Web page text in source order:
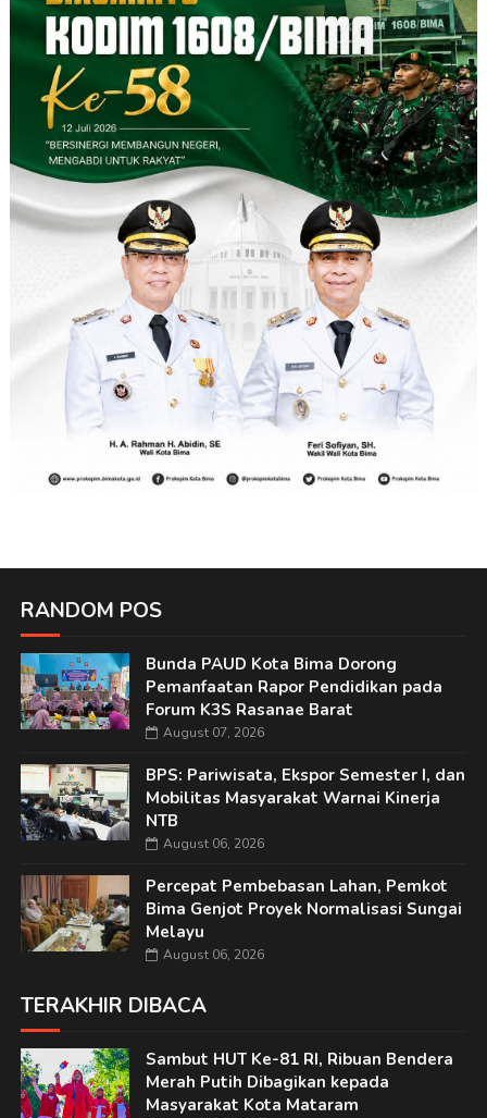
RANDOM POS
Bunda PAUD Kota Bima Dorong
Pemanfaatan Rapor Pendidikan pada
Forum K3S Rasanae Barat
August 07, 2026
BPS: Pariwisata, Ekspor Semester I, dan
Mobilitas Masyarakat Warnai Kinerja
NTB
August 06, 2026
Percepat Pembebasan Lahan, Pemkot
Bima Genjot Proyek Normalisasi Sungai
Melayu
August 06, 2026
TERAKHIR DIBACA
Sambut HUT Ke-81 RI, Ribuan Bendera
Merah Putih Dibagikan kepada
Masyarakat Kota Mataram